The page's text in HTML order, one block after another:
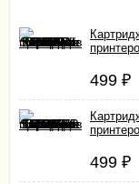
499 ₽
499 ₽